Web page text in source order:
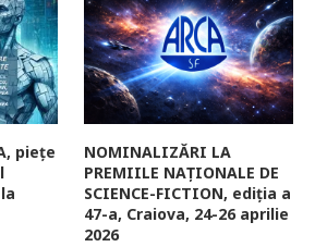
piețe
NOMINALIZĂRI LA
PREMIILE NAȚIONALE DE
SCIENCE-FICTION, ediția a
47-a, Craiova, 24-26 aprilie
2026